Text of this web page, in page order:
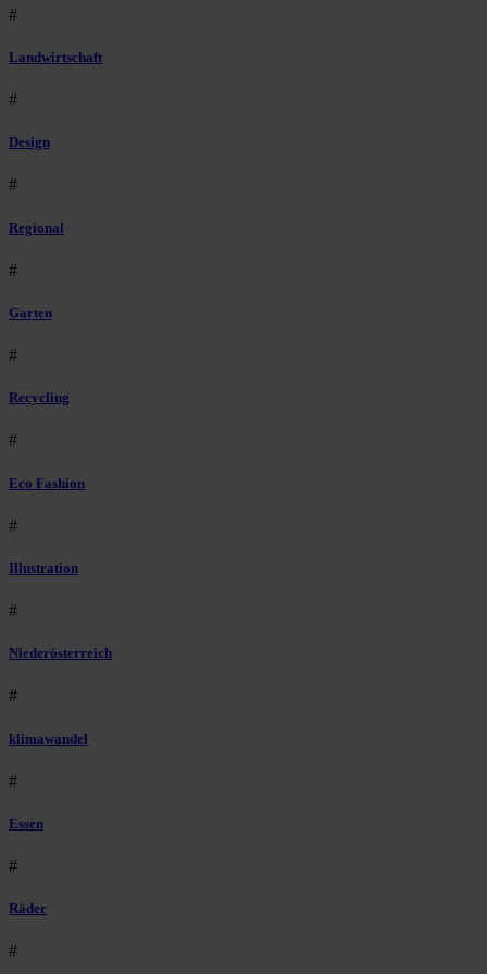
#
Landwirtschaft
#
Design
#
Regional
#
Garten
#
Recycling
#
Eco Fashion
#
Illustration
#
Niederösterreich
#
klimawandel
#
Essen
#
Räder
#